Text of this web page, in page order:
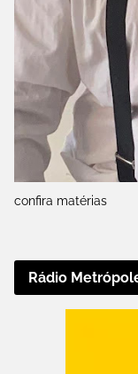
confira matérias
Rádio